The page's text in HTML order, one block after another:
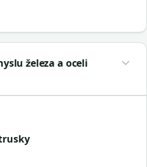
železa a oceli